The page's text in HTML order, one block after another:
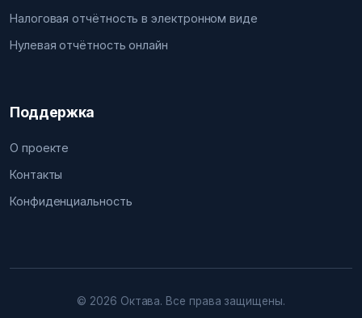
Налоговая отчётность в электронном виде
Нулевая отчётность онлайн
Поддержка
О проекте
Контакты
Конфиденциальность
© 2026 Октава. Все права защищены.